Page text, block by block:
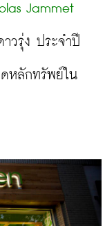
Jammet
วรุ่ง ประจำปี
ดหลักทรัพย์ใน